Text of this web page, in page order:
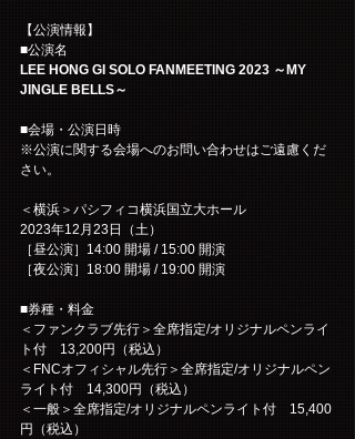
【公演情報】
■公演名
LEE HONG GI SOLO FANMEETING 2023 ～MY
JINGLE BELLS～
■会場・公演日時
※公演に関する会場へのお問い合わせはご遠慮くだ
さい。
＜横浜＞パシフィコ横浜国立大ホール
2023年12月23日（土）
［昼公演］14:00 開場 / 15:00 開演
［夜公演］18:00 開場 / 19:00 開演
■券種・料金
＜ファンクラブ先行＞全席指定/オリジナルペンライ
ト付　13,200円（税込）
＜FNCオフィシャル先行＞全席指定/オリジナルペン
ライト付　14,300円（税込）
＜一般＞全席指定/オリジナルペンライト付　15,400
円（税込）